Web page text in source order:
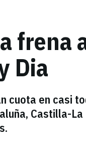
frena
Dia
cuota en casi
Castilla-